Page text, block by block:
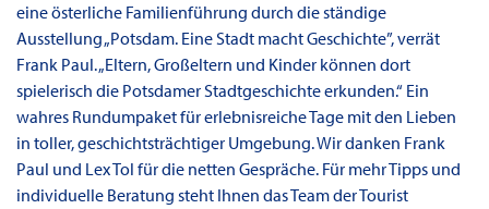
eine österliche Familienführung durch die ständige
Ausstellung „Potsdam. Eine Stadt macht Geschichte”, verrät
Frank Paul. „Eltern, Großeltern und Kinder können dort
spielerisch die Potsdamer Stadtgeschichte erkunden.“ Ein
wahres Rundumpaket für erlebnisreiche Tage mit den Lieben
in toller, geschichtsträchtiger Umgebung. Wir danken Frank
Paul und Lex Tol für die netten Gespräche. Für mehr Tipps und
individuelle Beratung steht Ihnen das Team der Tourist